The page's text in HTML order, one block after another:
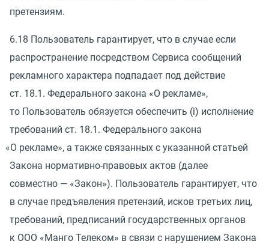
претензиям.
6.18 Пользователь гарантирует, что в случае если
распространение посредством Сервиса сообщений
рекламного характера подпадает под действие
ст. 18.1. Федерального закона «О рекламе»,
то Пользователь обязуется обеспечить (i) исполнение
требований ст. 18.1. Федерального закона
«О рекламе», а также связанных с указанной статьей
Закона нормативно-правовых актов (далее
совместно — «Закон»). Пользователь гарантирует, что
в случае предъявления претензий, исков третьих лиц,
требований, предписаний государственных органов
к ООО «Манго Телеком» в связи с нарушением Закона